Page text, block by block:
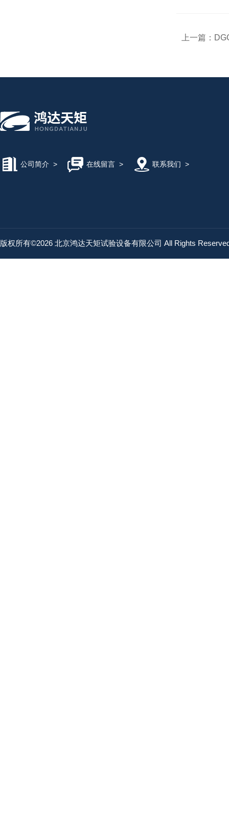
上一篇：
公司简介 > 在线留言> 联系我们 >
版权所有©2026 北京鸿达天矩试验设备有限公司 All Rights